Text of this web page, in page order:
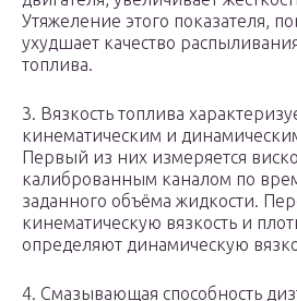
Утяжеление этого показателя,
ухудшает качество
топлива.
3. Вязкость топлива
кинематическим и
Первый из них измеряется
калиброванным каналом по
заданного объёма жидкости.
кинематическую вязкость и
определяют динамическую
4. Смазывающая способность